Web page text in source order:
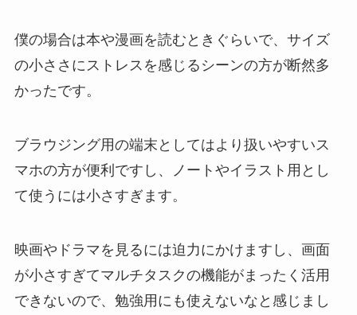
僕の場合は本や漫画を読むときぐらいで、サイズ
の小ささにストレスを感じるシーンの方が断然多
かったです。
ブラウジング用の端末としてはより扱いやすいス
マホの方が便利ですし、ノートやイラスト用とし
て使うには小さすぎます。
映画やドラマを見るには迫力にかけますし、画面
が小さすぎてマルチタスクの機能がまったく活用
できないので、勉強用にも使えないなと感じまし